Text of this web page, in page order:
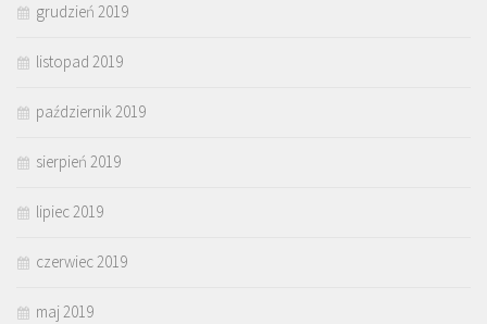
grudzień 2019
listopad 2019
październik 2019
sierpień 2019
lipiec 2019
czerwiec 2019
maj 2019